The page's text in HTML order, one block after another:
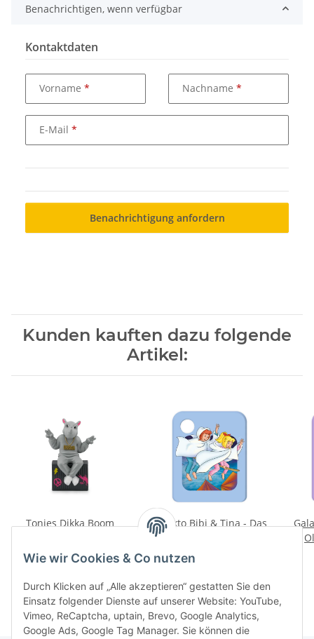
Wie wir Cookies & Co nutzen
Durch Klicken auf „Alle akzeptieren“ gestatten Sie den
Einsatz folgender Dienste auf unserer Website: YouTube,
Vimeo, ReCaptcha, uptain, Brevo, Google Analytics,
Google Ads, Google Tag Manager. Sie können die
Benachrichtigen, wenn verfügbar
Kontaktdaten
Vorname Nachname
E-Mail
Benachrichtigung anfordern
Kunden kauften dazu folgende
Artikel:
Tonies Dikka Boom
16,99 € *
Galakto Bibi & Tina - Das
9,99 €